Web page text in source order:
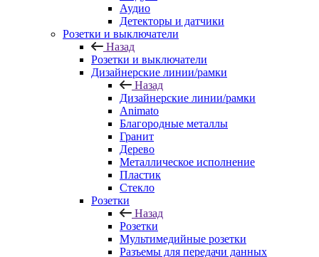
Аудио
Детекторы и датчики
Розетки и выключатели
Назад
Розетки и выключатели
Дизайнерские линии/рамки
Назад
Дизайнерские линии/рамки
Animato
Благородные металлы
Гранит
Дерево
Металлическое исполнение
Пластик
Стекло
Розетки
Назад
Розетки
Мультимедийные розетки
Разъемы для передачи данных